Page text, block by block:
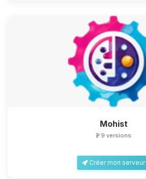
Mohist
9 versions
Créer mon serveur